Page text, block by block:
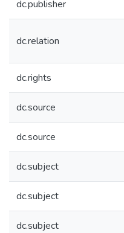
dc.publisher
dc.relation
dc.rights
dc.source
dc.source
dc.subject
dc.subject
dc.subject